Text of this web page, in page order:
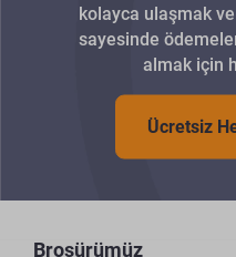
kolayca ulaşmak
sayesinde
almak için
Ücretsiz
Broşürümüz